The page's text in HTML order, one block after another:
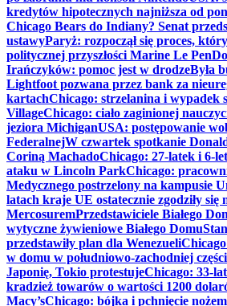
kredytów hipotecznych najniższa od
Chicago Bears do Indiany? Senat
ustawyParyż: rozpoczął się proces,
politycznej przyszłości Marine Le Pen
Irańczyków: pomoc jest w drodzeByła
Lightfoot pozwana przez bank za
kartachChicago: strzelanina i wypadek
VillageChicago: ciało zaginionej
jeziora MichiganUSA: postępowanie
FederalnejW czwartek spotkanie
Coriną MachadoChicago: 27-latek i 6-
ataku w Lincoln ParkChicago:
Medycznego postrzelony na kampusie
latach kraje UE ostatecznie zgodziły się
MercosuremPrzedstawiciele Białego
wytyczne żywieniowe Białego Domu
przedstawiły plan dla Wenezueli
w domu w południowo-zachodniej
Japonię, Tokio protestujeChicago: 33-
kradzież towarów o wartości 1200
Macy’sChicago: bójka i pchnięcie